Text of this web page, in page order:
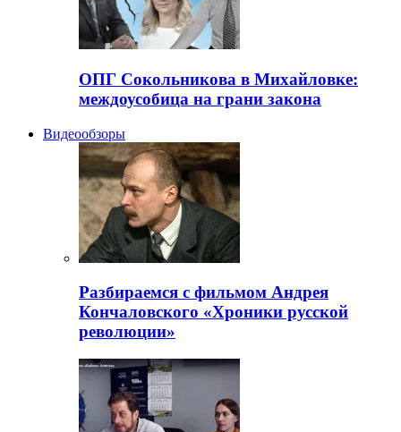
ОПГ Сокольникова в Михайловке:
междоусобица на грани закона
Видеообзоры
Разбираемся с фильмом Андрея
Кончаловского «Хроники русской
революции»